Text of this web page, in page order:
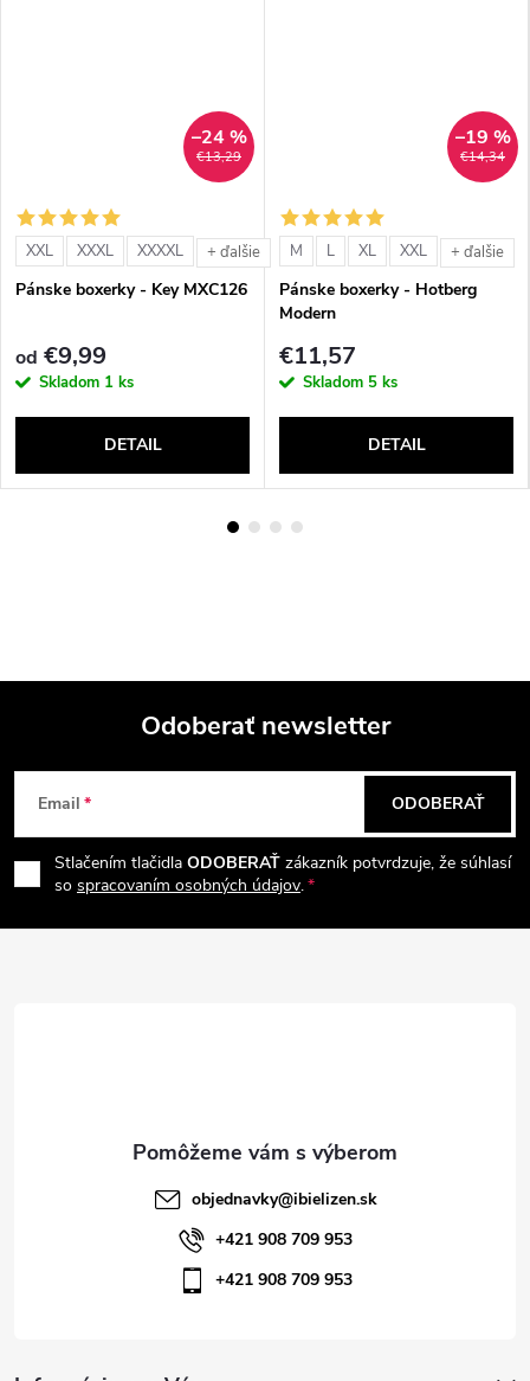
€13,29
–24 %
XXL XXXL XXXXL + ďalšie
Pánske boxerky - Key MXC126
od €9,99
Skladom 1 ks
DETAIL
€14,34
–19 %
M L XL XXL + ďalšie
Pánske boxerky - Hotberg
Modern
€11,57
Skladom 5 ks
DETAIL
Z
á
p
Odoberať newsletter
Email
Stlačením tlačidla ODOBERAŤ zákazník potvrdzuje, že súhlasí
so spracovaním osobných údajov.
ODOBERAŤ
objednavky@ibielizen.sk
+421 908 709 953
+421 908 709 953